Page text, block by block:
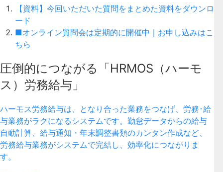
【資料】今回いただいた質問をまとめた資料をダウンロ
ード
■オンライン質問会は定期的に開催中｜お申し込みはこ
ちら
圧倒的につながる「HRMOS（ハーモ
ス）労務給与」
ハーモス労務給与は、となり合った業務をつなげ、労務･給
与業務がラクになるシステムです。勤怠データからの給与
自動計算、給与通知・年末調整書類のカンタン作成など、
労務給与業務がシステムで完結し、効率化につながりま
す。